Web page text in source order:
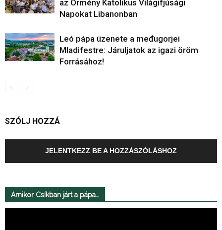
az Örmény Katolikus Világifjúsági
Napokat Libanonban
Leó pápa üzenete a međugorjei
Mladifestre: Járuljatok az igazi öröm
Forrásához!
SZÓLJ HOZZÁ
JELENTKEZZ BE A HOZZÁSZÓLÁSHOZ
Amikor Csíkban járt a pápa…